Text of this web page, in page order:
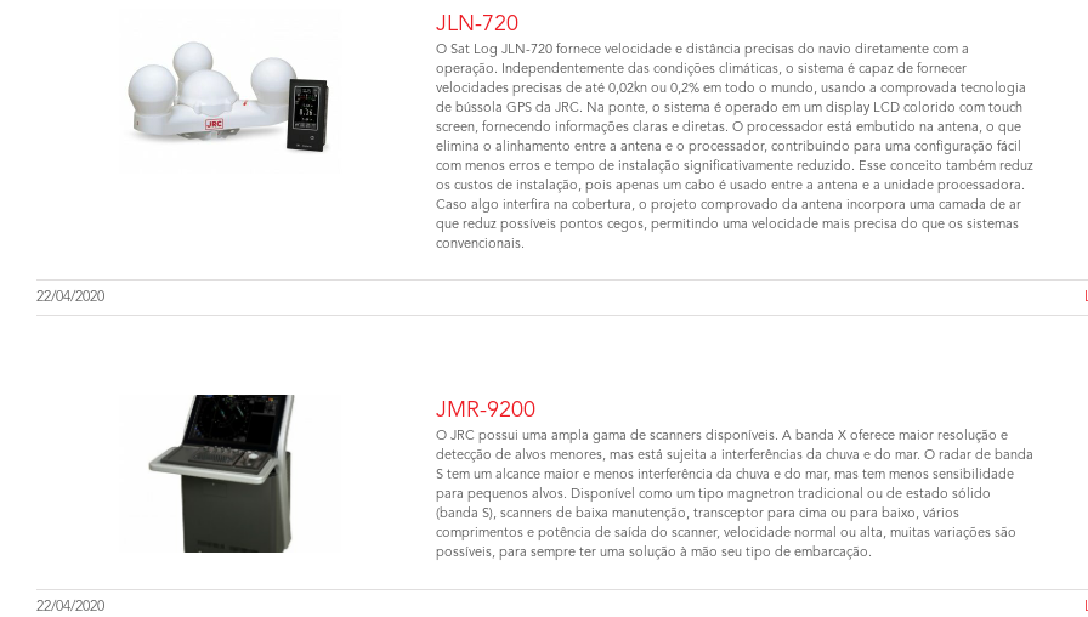
JLN-720
O Sat Log JLN-720 fornece velocidade e distância precisas do navio diretamente com a
operação. Independentemente das condições climáticas, o sistema é capaz de fornecer
velocidades precisas de até 0,02kn ou 0,2% em todo o mundo, usando a comprovada tecnologia
de bússola GPS da JRC. Na ponte, o sistema é operado em um display LCD colorido com touch
screen, fornecendo informações claras e diretas. O processador está embutido na antena, o que
elimina o alinhamento entre a antena e o processador, contribuindo para uma configuração fácil
com menos erros e tempo de instalação significativamente reduzido. Esse conceito também reduz
os custos de instalação, pois apenas um cabo é usado entre a antena e a unidade processadora.
Caso algo interfira na cobertura, o projeto comprovado da antena incorpora uma camada de ar
que reduz possíveis pontos cegos, permitindo uma velocidade mais precisa do que os sistemas
convencionais.
22/04/2020
JMR-9200
O JRC possui uma ampla gama de scanners disponíveis. A banda X oferece maior resolução e
detecção de alvos menores, mas está sujeita a interferências da chuva e do mar. O radar de banda
S tem um alcance maior e menos interferência da chuva e do mar, mas tem menos sensibilidade
para pequenos alvos. Disponível como um tipo magnetron tradicional ou de estado sólido
(banda S), scanners de baixa manutenção, transceptor para cima ou para baixo, vários
comprimentos e potência de saída do scanner, velocidade normal ou alta, muitas variações são
possíveis, para sempre ter uma solução à mão seu tipo de embarcação.
22/04/2020